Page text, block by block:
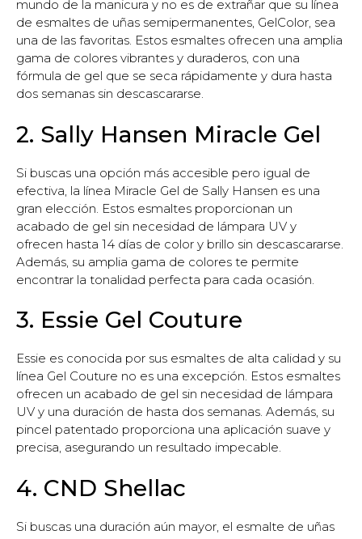
mundo de la manicura y no es de extrañar que su línea
de esmaltes de uñas semipermanentes, GelColor, sea
una de las favoritas. Estos esmaltes ofrecen una amplia
gama de colores vibrantes y duraderos, con una
fórmula de gel que se seca rápidamente y dura hasta
dos semanas sin descascararse.
2. Sally Hansen Miracle Gel
Si buscas una opción más accesible pero igual de
efectiva, la línea Miracle Gel de Sally Hansen es una
gran elección. Estos esmaltes proporcionan un
acabado de gel sin necesidad de lámpara UV y
ofrecen hasta 14 días de color y brillo sin descascararse.
Además, su amplia gama de colores te permite
encontrar la tonalidad perfecta para cada ocasión.
3. Essie Gel Couture
Essie es conocida por sus esmaltes de alta calidad y su
línea Gel Couture no es una excepción. Estos esmaltes
ofrecen un acabado de gel sin necesidad de lámpara
UV y una duración de hasta dos semanas. Además, su
pincel patentado proporciona una aplicación suave y
precisa, asegurando un resultado impecable.
4. CND Shellac
Si buscas una duración aún mayor, el esmalte de uñas